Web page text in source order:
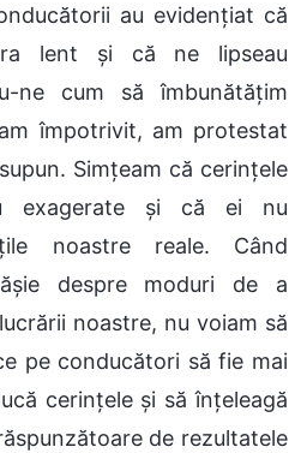
au evidențiat că
lent și că ne lipseau
ne cum să îmbunătățim
împotrivit, am protestat
Simțeam că cerințele
exagerate și că ei nu
noastre reale. Când
despre moduri de a
noastre, nu voiam să
pe conducători să fie mai
cerințele și să înțeleagă
de rezultatele